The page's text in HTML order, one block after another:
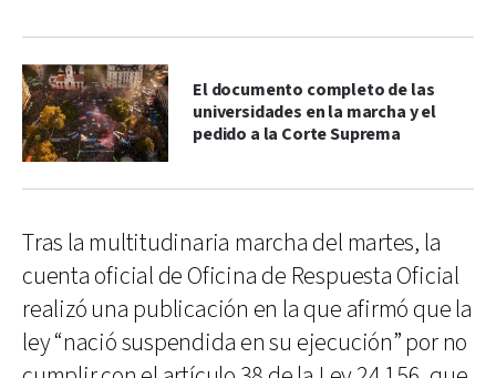
El documento completo de las
universidades en la marcha y el
pedido a la Corte Suprema
Tras la multitudinaria marcha del martes, la
cuenta oficial de Oficina de Respuesta Oficial
realizó una publicación en la que afirmó que la
ley “nació suspendida en su ejecución” por no